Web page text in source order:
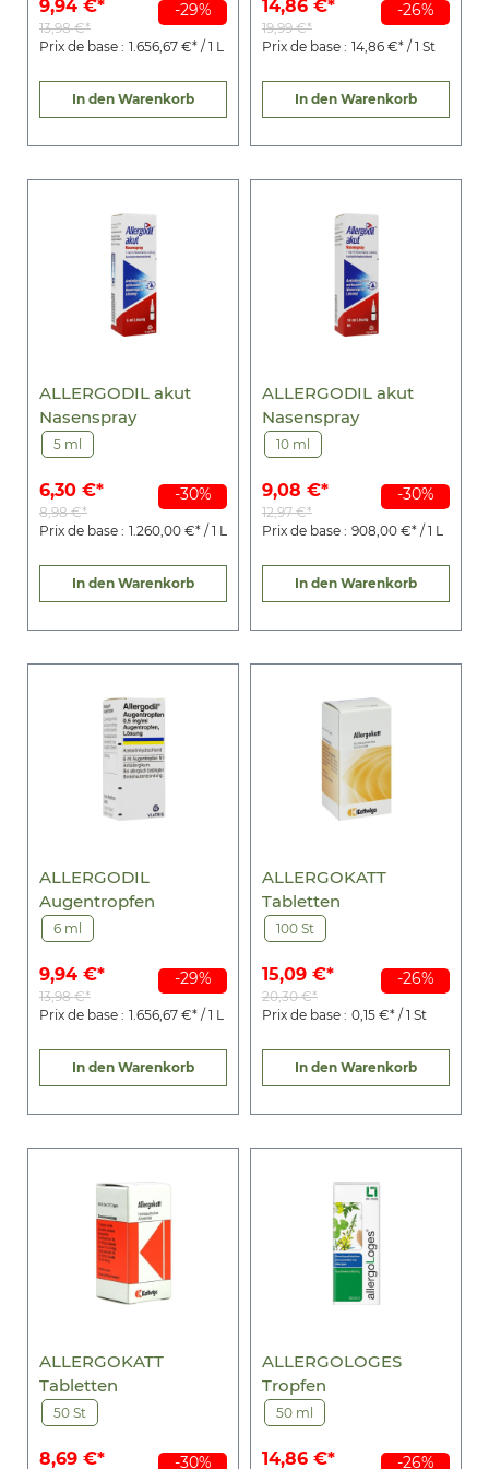
-29%
9,94 €*
13,98 €*
Prix de base : 1.656,67 €* / 1 L
In den Warenkorb
-26%
14,86 €*
19,99 €*
Prix de base : 14,86 €* / 1 St
In den Warenkorb
-30%
ALLERGODIL akut
Nasenspray
5 ml
6,30 €*
8,98 €*
Prix de base : 1.260,00 €* / 1 L
In den Warenkorb
-30%
ALLERGODIL akut
Nasenspray
10 ml
9,08 €*
12,97 €*
Prix de base : 908,00 €* / 1 L
In den Warenkorb
-29%
ALLERGODIL
Augentropfen
6 ml
9,94 €*
13,98 €*
Prix de base : 1.656,67 €* / 1 L
In den Warenkorb
-26%
ALLERGOKATT
Tabletten
100 St
15,09 €*
20,30 €*
Prix de base : 0,15 €* / 1 St
In den Warenkorb
-30%
ALLERGOKATT
Tabletten
50 St
8,69 €* -26%
ALLERGOLOGES
Tropfen
50 ml
14,86 €*